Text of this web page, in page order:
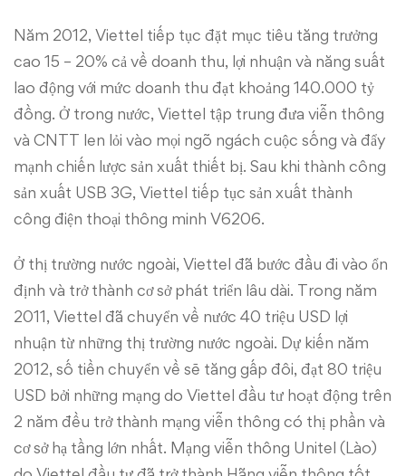
Năm 2012, Viettel tiếp tục đặt mục tiêu tăng trưởng
cao 15 – 20% cả về doanh thu, lợi nhuận và năng suất
lao động với mức doanh thu đạt khoảng 140.000 tỷ
đồng. Ở trong nước, Viettel tập trung đưa viễn thông
và CNTT len lỏi vào mọi ngõ ngách cuộc sống và đẩy
mạnh chiến lược sản xuất thiết bị. Sau khi thành công
sản xuất USB 3G, Viettel tiếp tục sản xuất thành
công điện thoại thông minh V6206.
Ở thị trường nước ngoài, Viettel đã bước đầu đi vào ổn
định và trở thành cơ sở phát triển lâu dài. Trong năm
2011, Viettel đã chuyển về nước 40 triệu USD lợi
nhuận từ những thị trường nước ngoài. Dự kiến năm
2012, số tiền chuyển về sẽ tăng gấp đôi, đạt 80 triệu
USD bởi những mạng do Viettel đầu tư hoạt động trên
2 năm đều trở thành mạng viễn thông có thị phần và
cơ sở hạ tầng lớn nhất. Mạng viễn thông Unitel (Lào)